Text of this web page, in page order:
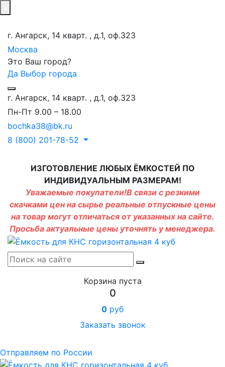
г. Ангарск, 14 кварт. , д.1, оф.323
Москва
Это Ваш город?
Да Выбор города
г. Ангарск, 14 кварт. , д.1, оф.323
Пн-Пт 9.00 – 18.00
bochka38@bk.ru
8 (800) 201-78-52
ИЗГОТОВЛЕНИЕ ЛЮБЫХ ЁМКОСТЕЙ ПО
ИНДИВИДУАЛЬНЫМ РАЗМЕРАМ!
Уважаемые покупатели!В связи с резкими
скачками цен на сырье реальные отпускные цены
на товар могут отличаться от указанных на сайте.
Просьба актуальные цены уточнять у менеджера.
Корзина пуста
0
0 руб
Заказать звонок
Отправляем по России